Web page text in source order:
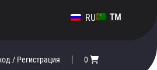
RU TM
/ Регистрация 0